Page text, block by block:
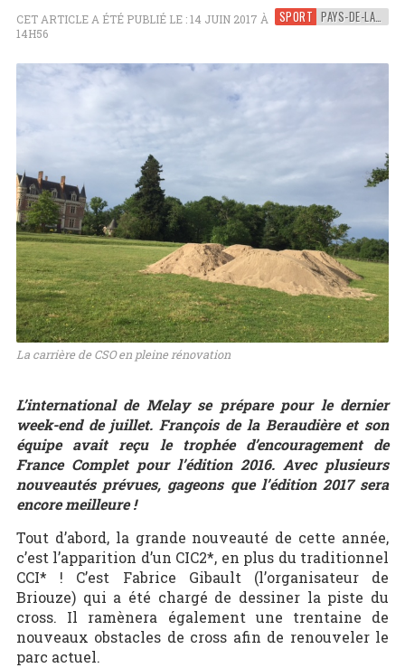
SPORT PAYS-DE-LA-LOIRE
CET ARTICLE A ÉTÉ PUBLIÉ LE : 14 JUIN 2017 À
14H56
La carrière de CSO en pleine rénovation
L’international de Melay se prépare pour le dernier
week-end de juillet. François de la Beraudière et son
équipe avait reçu le trophée d’encouragement de
France Complet pour l’édition 2016. Avec plusieurs
nouveautés prévues, gageons que l’édition 2017 sera
encore meilleure !
Tout d’abord, la grande nouveauté de cette année,
c’est l’apparition d’un CIC2*, en plus du traditionnel
CCI* ! C’est Fabrice Gibault (l’organisateur de
Briouze) qui a été chargé de dessiner la piste du
cross. Il ramènera également une trentaine de
nouveaux obstacles de cross afin de renouveler le
parc actuel.